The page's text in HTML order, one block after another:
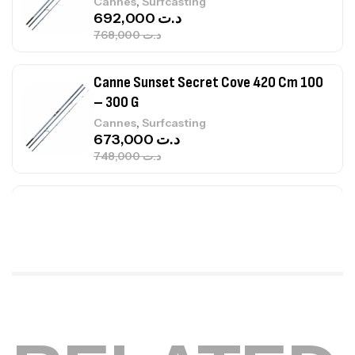
Canne Sunset Secret Cove 420 Cm 100
– 300 G
د.ت673,000
Canne Jigging Sunset Massive Attack
1.83m 120/250gr 30kg